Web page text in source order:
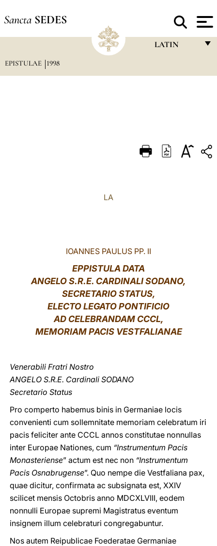
Sancta SEDES
LATIN
DEUTSCH
EPISTULAE 1998
LA
IOANNES PAULUS PP. II
EPPISTULA DATA
ANGELO S.R.E. CARDINALI SODANO,
SECRETARIO STATUS,
ELECTO LEGATO PONTIFICIO
AD CELEBRANDAM CCCL,
MEMORIAM PACIS VESTFALIANAE
Venerabili Fratri Nostro
ANGELO S.R.E. Cardinali SODANO
Secretario Status
Pro comperto habemus binis in Germaniae locis
convenienti cum sollemnitate memoriam celebratum iri
pacis feliciter ante CCCL annos constitutae nonnullas
inter Europae Nationes, cum “Instrumentum Pacis
Monasteriense” actum est nec non “Instrumentum
Pacis Osnabrugense”. Quo nempe die Vestfaliana pax,
quae dicitur, confirmata ac subsignata est, XXIV
scilicet mensis Octobris anno MDCXLVIII, eodem
nonnulli Europae supremi Magistratus eventum
insignem illum celebraturi congregabuntur.
Nos autem Reipublicae Foederatae Germaniae